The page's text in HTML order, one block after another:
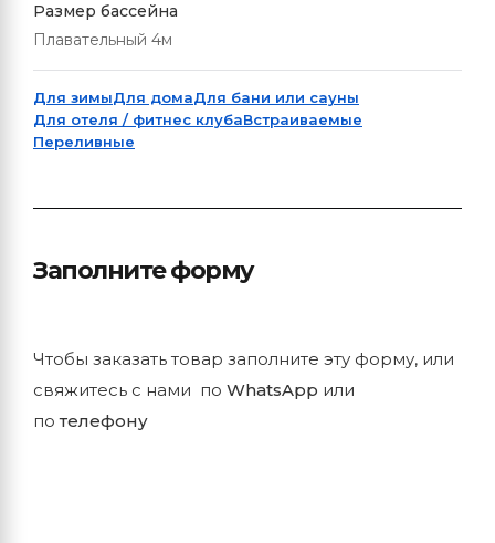
Размер бассейна
Плавательный 4м
Для зимыДля домаДля бани или сауны
Для отеля / фитнес клубаВстраиваемые
Переливные
Заполните форму
Чтобы заказать товар заполните эту форму, или
свяжитесь с нами по WhatsApp или
потелефону